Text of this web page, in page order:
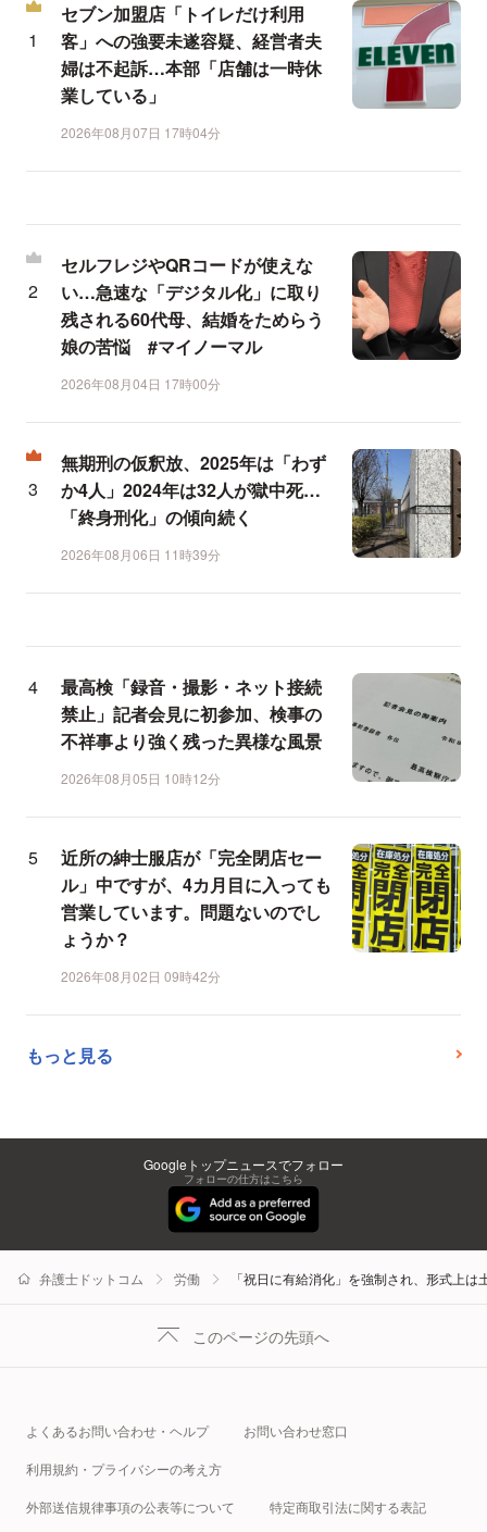
セブン加盟店「トイレだけ利用
客」への強要未遂容疑、経営者夫
婦は不起訴…本部「店舗は一時休
業している」
2026年08月07日 17時04分
セルフレジやQRコードが使えな
い…急速な「デジタル化」に取り
残される60代母、結婚をためらう
娘の苦悩 #マイノーマル
2026年08月04日 17時00分
無期刑の仮釈放、2025年は「わず
か4人」2024年は32人が獄中死…
「終身刑化」の傾向続く
2026年08月06日 11時39分
最高検「録音・撮影・ネット接続
禁止」記者会見に初参加、検事の
不祥事より強く残った異様な風景
2026年08月05日 10時12分
近所の紳士服店が「完全閉店セー
ル」中ですが、4カ月目に入っても
営業しています。問題ないのでし
ょうか？
2026年08月02日 09時42分
もっと見る
Googleトップニュースでフォロー
フォローの仕方はこちら
弁護士ドットコム 労働 「祝日に有給消化」を強制され、形式上
このページの先頭へ
よくあるお問い合わせ・ヘルプ お問い合わせ窓口
利用規約・プライバシーの考え方
外部送信規律事項の公表等について 特定商取引法に関する表記